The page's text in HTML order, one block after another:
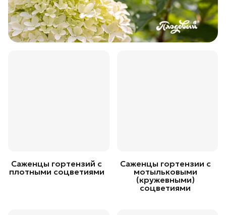
Саженцы гортензий с
плотными соцветиями
Саженцы гортензии с
мотыльковыми
(кружевными)
соцветиями